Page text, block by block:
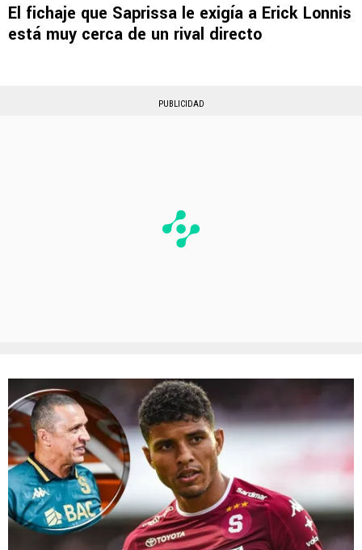
El fichaje que Saprissa le exigía a Erick Lonnis
está muy cerca de un rival directo
PUBLICIDAD